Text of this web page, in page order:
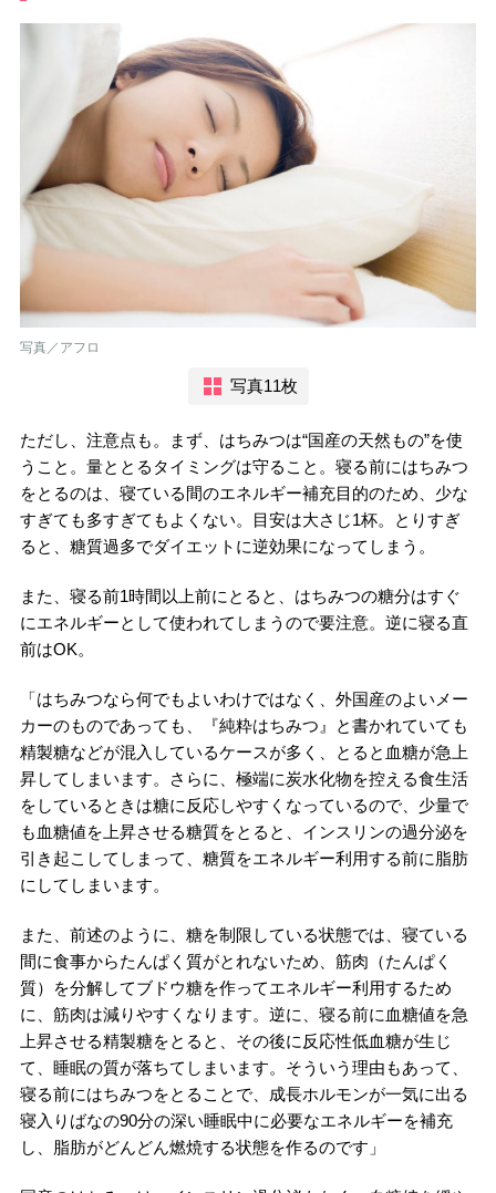
写真／アフロ
写真11枚
ただし、注意点も。まず、はちみつは“国産の天然もの”を使
うこと。量ととるタイミングは守ること。寝る前にはちみつ
をとるのは、寝ている間のエネルギー補充目的のため、少な
すぎても多すぎてもよくない。目安は大さじ1杯。とりすぎ
ると、糖質過多でダイエットに逆効果になってしまう。
また、寝る前1時間以上前にとると、はちみつの糖分はすぐ
にエネルギーとして使われてしまうので要注意。逆に寝る直
前はOK。
「はちみつなら何でもよいわけではなく、外国産のよいメー
カーのものであっても、『純粋はちみつ』と書かれていても
精製糖などが混入しているケースが多く、とると血糖が急上
昇してしまいます。さらに、極端に炭水化物を控える食生活
をしているときは糖に反応しやすくなっているので、少量で
も血糖値を上昇させる糖質をとると、インスリンの過分泌を
引き起こしてしまって、糖質をエネルギー利用する前に脂肪
にしてしまいます。
また、前述のように、糖を制限している状態では、寝ている
間に食事からたんぱく質がとれないため、筋肉（たんぱく
質）を分解してブドウ糖を作ってエネルギー利用するため
に、筋肉は減りやすくなります。逆に、寝る前に血糖値を急
上昇させる精製糖をとると、その後に反応性低血糖が生じ
て、睡眠の質が落ちてしまいます。そういう理由もあって、
寝る前にはちみつをとることで、成長ホルモンが一気に出る
寝入りばなの90分の深い睡眠中に必要なエネルギーを補充
し、脂肪がどんどん燃焼する状態を作るのです」